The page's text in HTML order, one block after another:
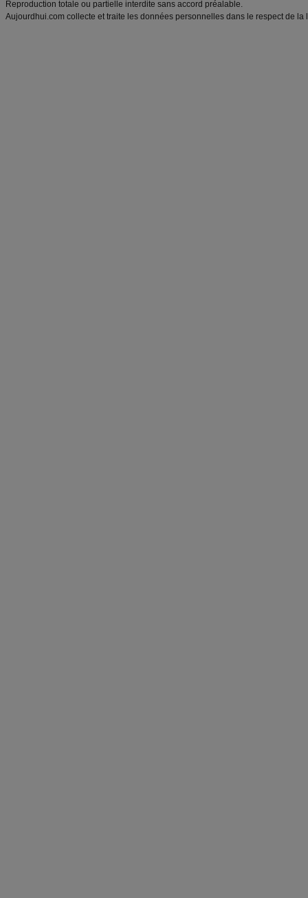
Reproduction totale ou partielle interdite sans accord préalable.
Aujourdhui.com collecte et traite les données personnelles dans le respect de